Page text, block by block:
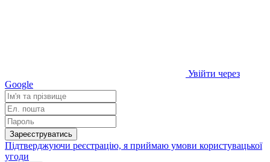
Увійти через
Google
Зареєструватись
Підтверджуючи реєстрацію, я приймаю умови користувацької
угоди